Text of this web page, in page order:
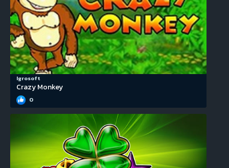
Igrosoft
Crazy Monkey
0